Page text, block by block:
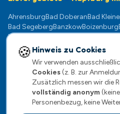
AhrensburgBad DoberanBad
Bad SegebergBanzkowBoizenburg
Dömitz
Güstrow HagenowKlütz
Lübeck
PampowParchimPlate Plau am See
RostockScharbeutzSchwaan
StockelsdorfStralendorfTeterow
TravemündeWarnemündeWentorf
🍪 Hinweis zu Cookies
Wir verwenden
Cookies(z. B. zur
Zusätzlich messen wir die
vollständig anonym
Personenbezug, keine